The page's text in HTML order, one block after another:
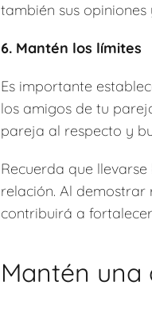
también sus
6. Mantén los límites
Es importante
los amigos de tu
pareja al respecto y
Recuerda que
relación. Al
contribuirá a
Mantén